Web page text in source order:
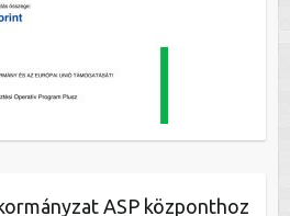
ASP központhoz